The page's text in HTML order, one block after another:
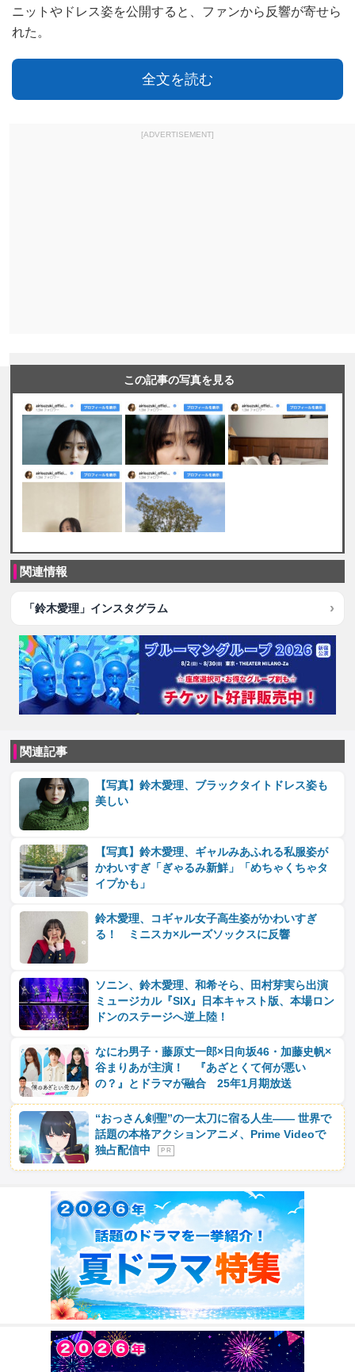
ニットやドレス姿を公開すると、ファンから反響が寄せら
れた。
全文を読む
[ADVERTISEMENT]
この記事の写真を見る
関連情報
「鈴木愛理」インスタグラム
関連記事
【写真】鈴木愛理、ブラックタイトドレス姿も
美しい
【写真】鈴木愛理、ギャルみあふれる私服姿が
かわいすぎ「ぎゃるみ新鮮」「めちゃくちゃタ
イプかも」
鈴木愛理、コギャル女子高生姿がかわいすぎ
る！ ミニスカ×ルーズソックスに反響
ソニン、鈴木愛理、和希そら、田村芽実ら出演
ミュージカル『SIX』日本キャスト版、本場ロン
ドンのステージへ逆上陸！
なにわ男子・藤原丈一郎×日向坂46・加藤史帆×
谷まりあが主演！ 『あざとくて何が悪い
の？』とドラマが融合 25年1月期放送
“おっさん剣聖”の一太刀に宿る人生―― 世界で
話題の本格アクションアニメ、Prime Videoで
独占配信中
P R